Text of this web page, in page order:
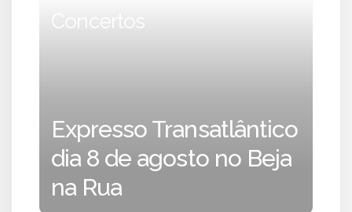
Concertos
Expresso Transatlântico
dia 8 de agosto no Beja
na Rua